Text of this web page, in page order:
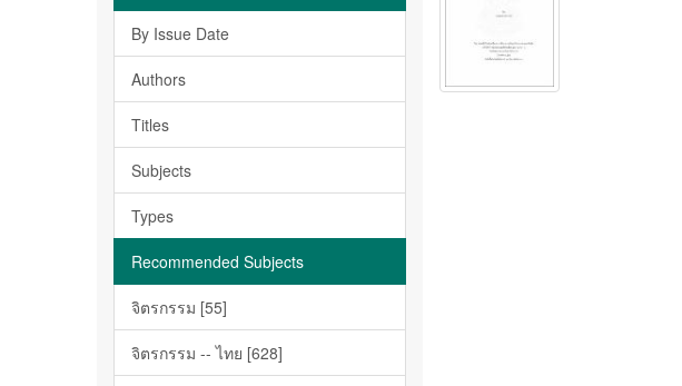
By Issue Date
Authors
Titles
Subjects
Types
Recommended Subjects
จิตรกรรม [55]
จิตรกรรม -- ไทย [628]